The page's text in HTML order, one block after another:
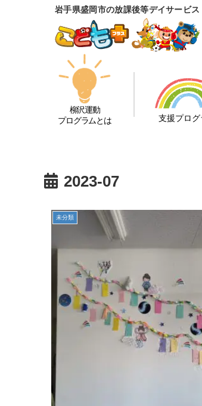
岩手県盛岡市の放課後等デイサービ
柳沢運動
プログラムとは
支援プログ
2023-07
未分類